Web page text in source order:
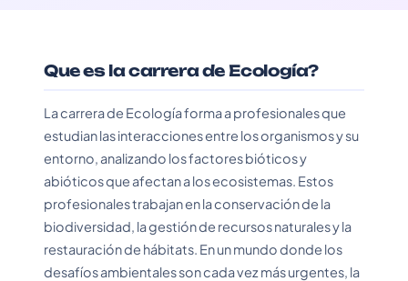
Que es la carrera de Ecología?
La carrera de Ecología forma a profesionales que
estudian las interacciones entre los organismos y su
entorno, analizando los factores bióticos y
abióticos que afectan a los ecosistemas. Estos
profesionales trabajan en la conservación de la
biodiversidad, la gestión de recursos naturales y la
restauración de hábitats. En un mundo donde los
desafíos ambientales son cada vez más urgentes, la